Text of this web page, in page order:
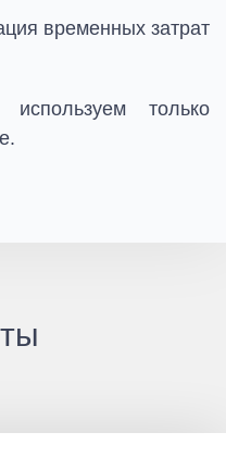
временных затрат
только